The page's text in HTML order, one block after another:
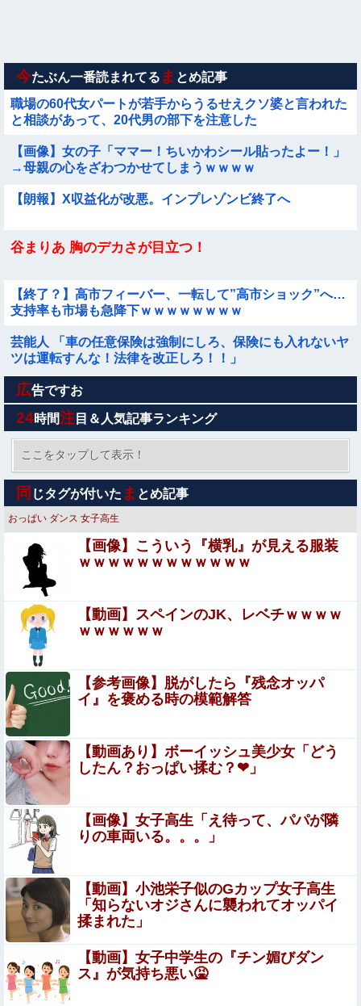
む？❤」
今たぶん一番読まれてる ま とめ記事
職場の60代女パートが若手からうるせえクソ婆と言われた
と相談があって、20代男の部下を注意した
【画像】女の子「ママー！ちいかわシール貼ったよー！」
→母親の心をざわつかせてしまうｗｗｗｗ
【朗報】X収益化が改悪。インプレゾンビ終了へ
谷まりあ 胸のデカさが目立つ！
【終了？】高市フィーバー、一転して”高市ショック”へ…
支持率も市場も急降下ｗｗｗｗｗｗｗｗ
芸能人 「車の任意保険は強制にしろ、保険にも入れないヤ
ツは運転すんな！法律を改正しろ！！」
【画像】アイドルさんのお尻がデカければデカいほど良い
とよく分かる理由がコチラwwwww他
海老原優香アナ ノースリーブの袖口からブラチラ！！
【衝撃】「史上最大のデマ、流言飛語」と聞いて思いつく
のは？→大体一致する件w w w w w w w
【長崎平和式典】台湾駐日代表は欠席、非外交団扱いに抗
議※今年2026年も北朝鮮は送付対象他
【悲報】学マスさん、とんでもない搾取ガチャを開催し大
炎上する
【画像あり】昨日の銀だこ、「88人しか買えない88円」に
大行列をなす都民コチラｗｗｗｗｗ
【衝撃】息子「介護のために仕事辞めるぞ！！」→結
果・・・他
【艦これ】今日から横須賀のカレー機関開幕か・・・！
別フロアのお局様から社員食堂は派遣が来る場所じゃない
出ていけって怒鳴られた
【終了？】高市フィーバー、一転して”高市ショック”へ…
支持率も市場も急降下ｗｗｗｗｗｗｗｗ
セルフレジやQRコードが使えない・・・急速な
「デジタル化」に取り残される60代母、結婚を
ためらう娘の苦悩
「注文キャンセルしました。身分証を提出してください」
とAmazonから突然のメール、怪しすぎるのでカスタマー
に確認したら……
【衝撃】「史上最大のデマ、流言飛語」と聞いて思いつく
のは？→大体一致する件w w w w w w w
広告ですお
24時間注 目＆人気記事ランキング
ここをタップして表示！
同 じタグが付いた ま とめ記事
おっぱい ダンス 女子高生
【画像】こういう『横乳』が見える服装
ｗｗｗｗｗｗｗｗｗｗｗｗ
【動画】スペインのJK、レベチｗｗｗｗ
ｗｗｗｗｗｗ
【参考画像】脱がしたら『残念オッパ
イ』を褒める時の模範解答
【動画あり】ボーイッシュ美少女「どう
したん？おっぱい揉む？❤」
【画像】女子高生「え待って、パパが隣
りの車両いる。。。」
【動画】小池栄子似のGカップ女子高生
「知らないオジさんに襲われてオッパイ
揉まれた」
【動画】女子中学生の『チン媚びダン
ス』が気持ち悪い🤮